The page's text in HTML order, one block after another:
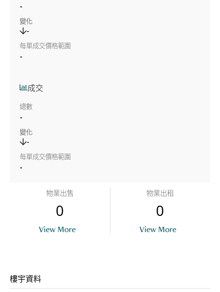
-
變化
-
每單成交價格範圍
-
成交
總數
-
變化
-
每單成交價格範圍
-
物業出售
0
View More
物業出租
0
View More
樓宇資料